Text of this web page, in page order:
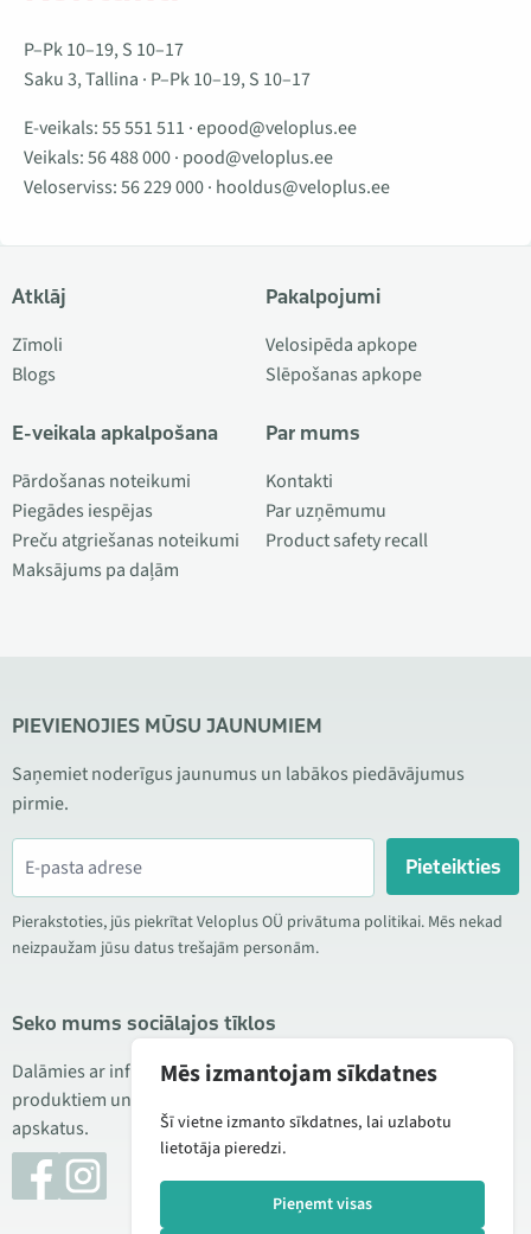
P–Pk 10–19, S 10–17
Saku 3, Tallina · P–Pk 10–19, S 10–17
E-veikals:55 551 511 ·epood@veloplus.ee
Veikals:56 488 000· pood@veloplus.ee
Veloserviss:56 229 000· hooldus@veloplus.ee
Atklāj
Zīmoli
Blogs
E-veikala apkalpošana
Pārdošanas noteikumi
Piegādes iespējas
Preču atgriešanas noteikumi
Maksājums pa daļām
Pakalpojumi
Velosipēda apkope
Slēpošanas apkope
Par mums
Kontakti
Par uzņēmumu
Product safety recall
PIEVIENOJIES MŪSU JAUNUMIEM
Saņemiet noderīgus jaunumus un labākos piedāvājumus
pirmie.
Pieteikties
Pierakstoties, jūs piekrītat Veloplus OÜ privātuma politikai. Mēs nekad
neizpaužam jūsu datus trešajām personām.
Seko mums sociālajos tīklos
Dalāmies ar informāciju par izdevīgām akcijām, jauniem
produktiem un servisu. Reizēm publicējam arī produktu
apskatus.
Mēs izmantojam sīkdatnes
Šī vietne izmanto sīkdatnes, lai uzlabotu
lietotāja pieredzi.
Pieņemt visas